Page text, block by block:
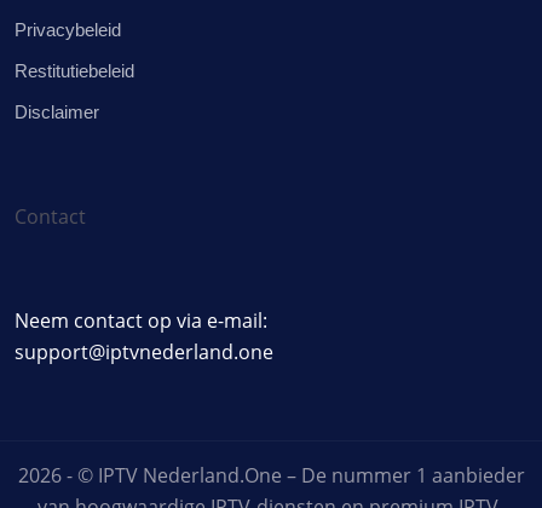
Privacybeleid
Restitutiebeleid
Disclaimer
Contact
Neem contact op via e-mail:
support@iptvnederland.one
2026 - © IPTV Nederland.One – De nummer 1 aanbieder